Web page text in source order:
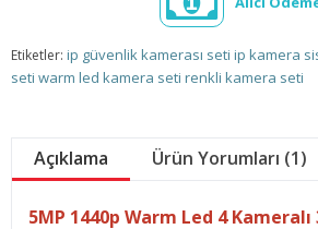
Etiketler: ip güvenlik kamerası seti ip kamera
seti warm led kamera seti renkli kamera seti
Açıklama Ürün Yorumları (1)
5MP 1440p Warm Led 4